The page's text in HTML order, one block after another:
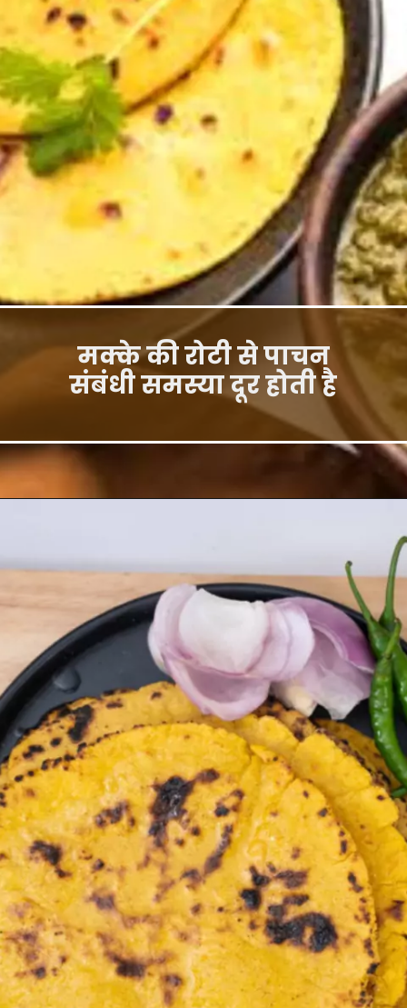
मक्के की रोटी से पाचन
संबंधी समस्या दूर होती है